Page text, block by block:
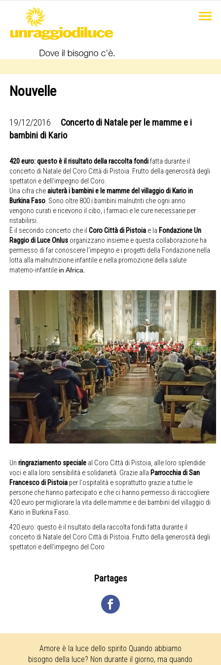
Nouvelle
19/12/2016
Concerto di Natale per le mamme e i
bambini di Kario
420 euro: questo è il risultato della raccolta fondifatta durante il
concerto di Natale del Coro Città di Pistoia. Frutto della generosità degli
spettatori e dell‘impegno del Coro.
Una cifra cheaiuterà i bambini e le mamme del villaggio di Kario in
Burkina Faso. Sono oltre 800 i bambini malnutriti che ogni anno
vengono curati e ricevono il cibo, i farmaci e le cure necessarie per
ristabilirsi.
È il secondo concerto che ilCoro Città di Pistoia e la Fondazione Un
Raggio di Luce Onlus organizzano insieme e questa collaborazione ha
permesso di far conoscere l‘impegno e i progetti della Fondazione nella
lotta alla malnutrizione infantile e nella promozione della salute
materno-infantile in Africa.
Unringraziamento speciale al Coro Città di Pistoia, alle loro splendide
voci e alla loro sensibilità e solidarietà. Grazie alla Parrocchia di San
Francesco di Pistoia per l‘ospitalità e soprattutto grazie a tuttie le
persone che hanno partecipato e che ci hanno permesso di raccogliere
420 euro per migliorare la vita delle mamme e dei bambini del villaggio di
Kario in Burkina Faso.
420 euro: questo è il risultato della raccolta fondi fatta durante il
concerto di Natale del Coro Città di Pistoia. Frutto della generosità degli
spettatori e dell‘impegno del Coro
Partages
Amore è la luce dello spirito Quando abbiamo
bisogno della luce? Non durante il giorno, ma quando